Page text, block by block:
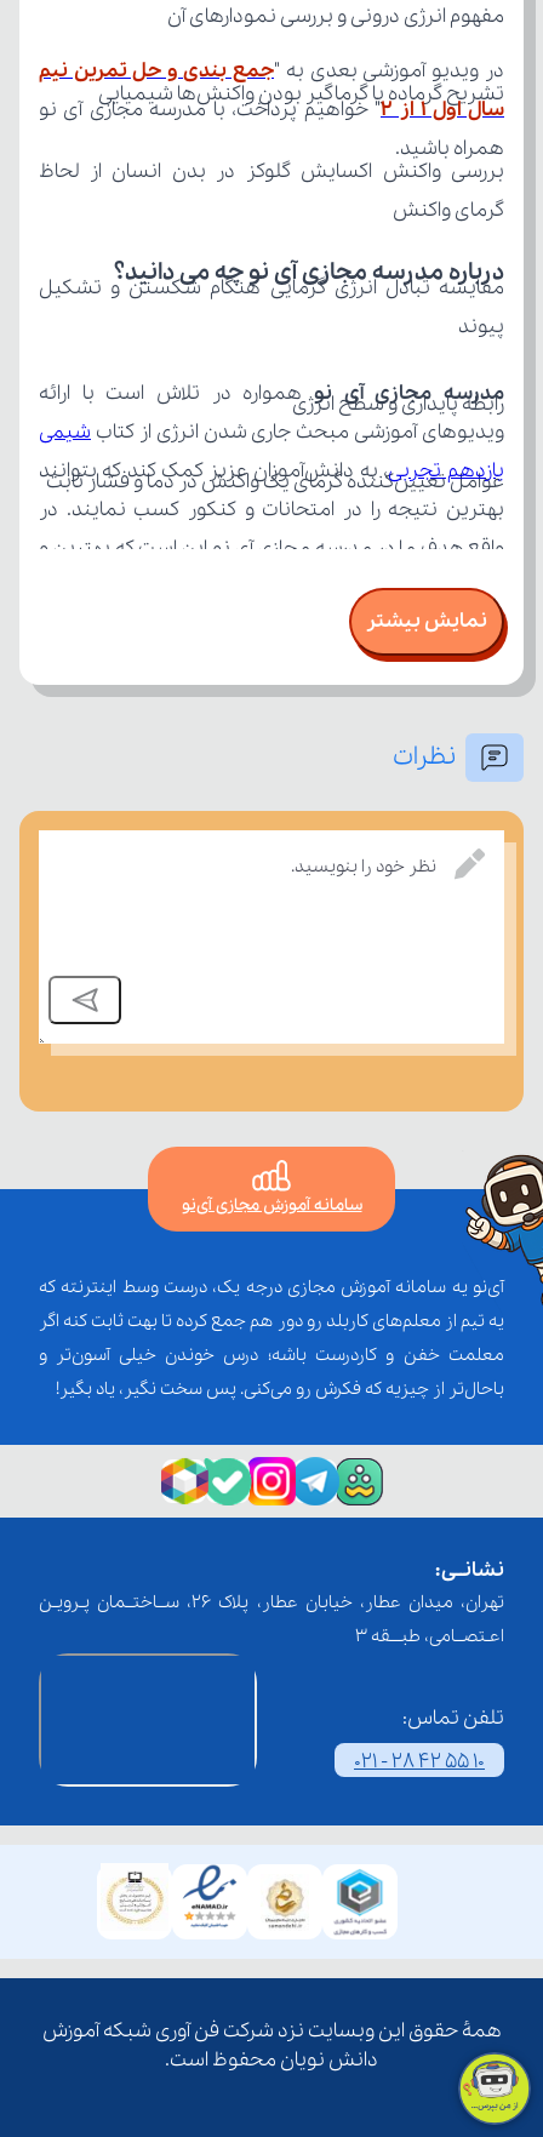
مفهوم انرژی درونی و بررسی نمودارهای آن
تشریح گرماده یا گرماگیر بودن واکنش‌ها شیمیایی
گرمای واکنش
پیوند
رابطه پایداری و سطح انرژی
عوامل تعیین‌کننده گرمای یک واکنش در دما و فشار ثابت
در ویدیو آموزشی بعدی به "
سال اول ۱ از ۲
همراه باشید.
درباره مدرسه مجازی آی نو چه می‌ دانید؟
مدرسه مجازی آی نو
ویدیوهای آموزشی مبحث جاری شدن انرژی از کتاب
یازدهم تجربی
امتحان، میزان تسلط خود را بر مفاهیم درسی بسنجند.
نمایش بیشتر
نظرات
نظر خود را بنویسید.
سامانه آموزش مجازی آی‌نو
آی‌نو یه سامانه آموزش مجازی درجه یک، درست وسط اینترنته که
یه تیم از معلم‌‌های کاربلد رو دور هم جمع کرده تا بهت ثابت کنه اگر
معلمت خفن و کاردرست باشه؛ درس خوندن خیلی آسون‌تر و
باحال‌تر از چیزیه که فکرش رو می‌کنی. پس سخت نگیر، یاد بگیر!
نشانــی:
تهران، میدان عطار، خیابان عطار، پلاک 26، ســاختــمان پـرویـن
اعـتصــامی، طبـــقه 3
تلفن تماس:
021 - 28 42 55 10
همۀ حقوق این وبسایت نزد شرکت فن آوری شبکه آموزش
دانش نویان محفوظ است.